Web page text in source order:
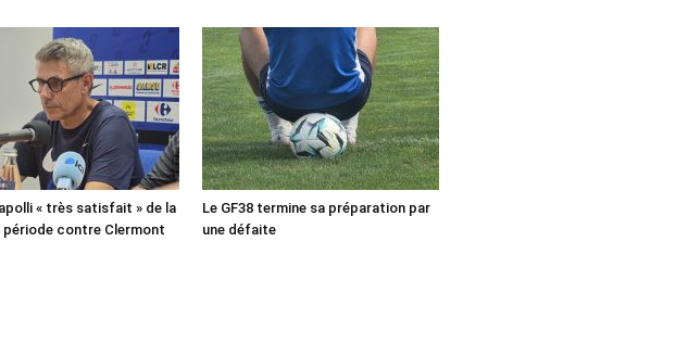
« très satisfait » de la
période contre Clermont
Le GF38 termine sa préparation par
une défaite